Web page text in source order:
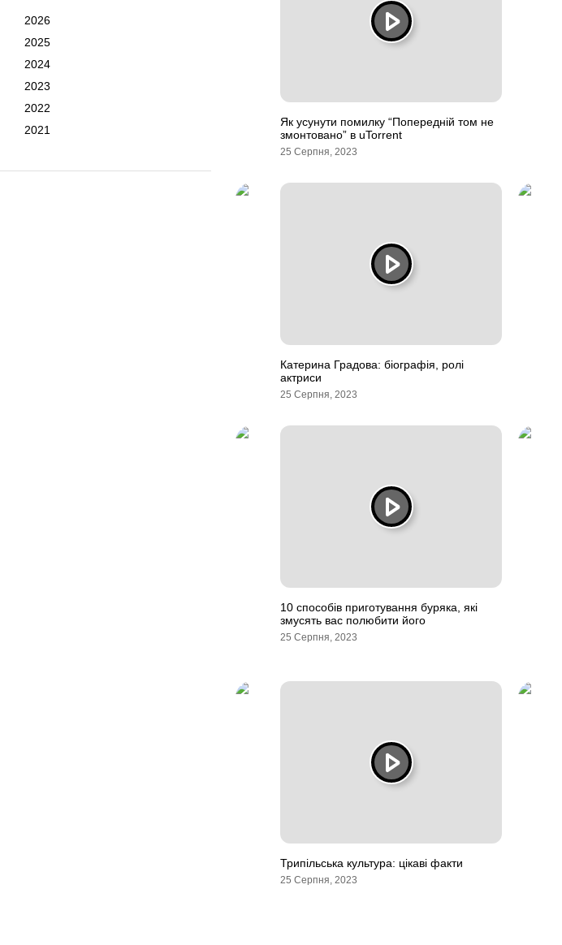
2026
2025
2024
2023
2022
2021
Як усунути помилку “Попередній том не
змонтовано” в uTorrent
25 Серпня, 2023
Катерина Градова: біографія, ролі
актриси
25 Серпня, 2023
10 способів приготування буряка, які
змусять вас полюбити його
25 Серпня, 2023
Трипільська культура: цікаві факти
25 Серпня, 2023